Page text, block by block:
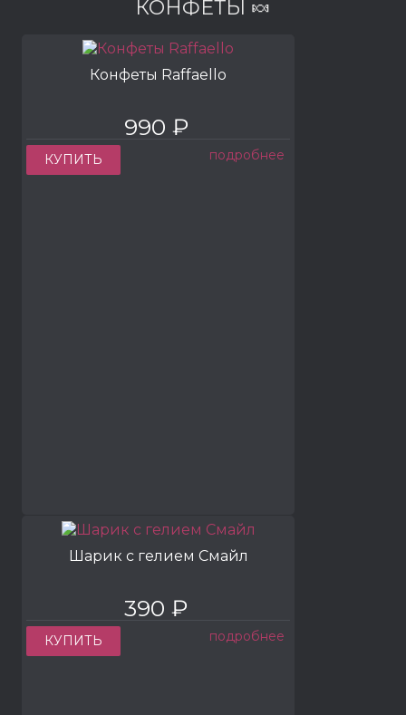
КОНФЕТЫ 🍬
Конфеты Raffaello
990 ₽
КУПИТЬ подробнее
Шарик с гелием Смайл
390 ₽
КУПИТЬ подробнее